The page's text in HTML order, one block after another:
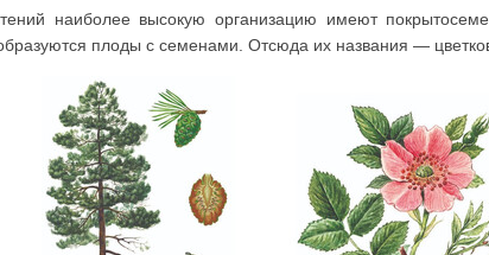
наиболее высокую организацию имеют
плоды с семенами. Отсюда их названия —